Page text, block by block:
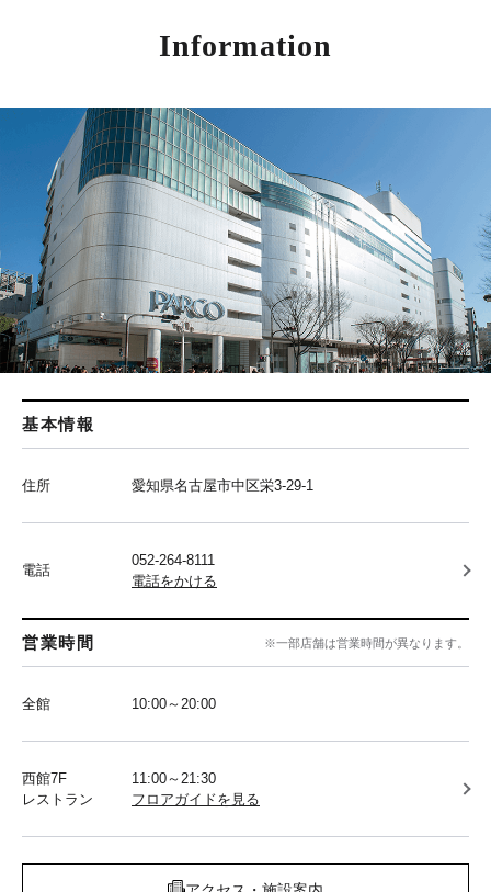
Information
基本情報
住所 愛知県名古屋市中区栄3-29-1
電話
052-264-8111
電話をかける
営業時間 ※一部店舗は営業時間が異なります。
全館 10:00～20:00
西館7F
レストラン
11:00～21:30
フロアガイドを見る